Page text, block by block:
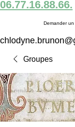
06.77.16.88.66.
Demander un
Groupes